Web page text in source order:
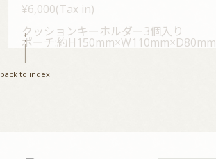
top
¥6,000(Tax in)
クッションキーホルダー3個入り
ポーチ:約H150mm×W110mm×D80mm
back to index